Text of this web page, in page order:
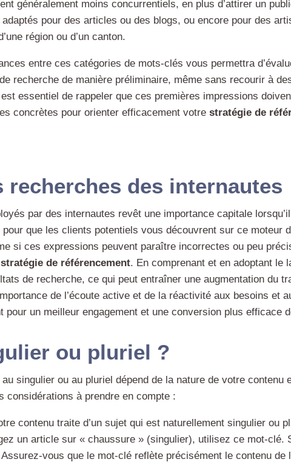
généralement moins concurrentiels, en plus d’attirer un
pour des articles ou des blogs, ou encore pour des
région ou d’un canton.
entre ces catégories de mots-clés vous permettra
recherche de manière préliminaire, même sans recourir à
essentiel de rappeler que ces premières impressions
concrètes pour orienter efficacement votrestratégie de
recherches des internautes
par des internautes revêt une importance capitale
que les clients potentiels vous découvrent sur ce moteur
si ces expressions peuvent paraître incorrectes ou peu
stratégie de référencement. En comprenant et en adoptant le
de recherche, ce qui peut entraîner une augmentation du
de l’écoute active et de la réactivité aux besoins et
pour un meilleur engagement et une conversion plus efficace
ou pluriel ?
au singulier ou au pluriel dépend de la nature de votre
considérations à prendre en compte :
contenu traite d’un sujet qui est naturellement singulier ou
un article sur « chaussure » (singulier), utilisez ce mot-
vous que le mot-clé reflète précisément le contenu de